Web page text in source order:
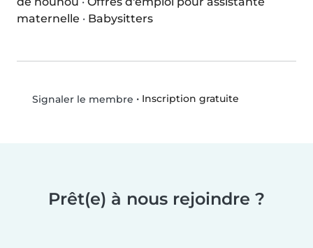
maternelle · Babysitters
Signaler le membre • Inscription gratuite
Prêt(e) à nous rejoindre ?